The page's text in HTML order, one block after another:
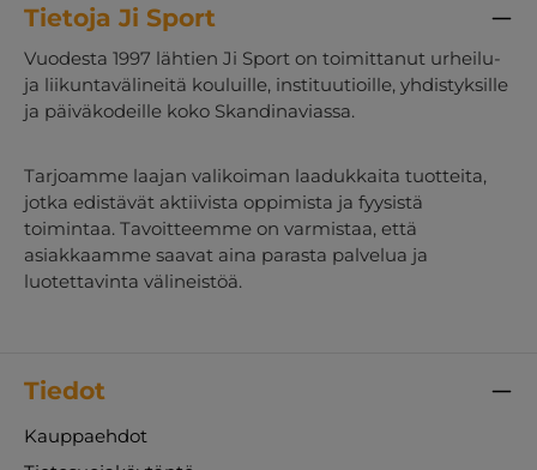
Tietoja Ji Sport
Vuodesta 1997 lähtien Ji Sport on toimittanut urheilu-
ja liikuntavälineitä kouluille, instituutioille, yhdistyksille
ja päiväkodeille koko Skandinaviassa.
Tarjoamme laajan valikoiman laadukkaita tuotteita,
jotka edistävät aktiivista oppimista ja fyysistä
toimintaa. Tavoitteemme on varmistaa, että
asiakkaamme saavat aina parasta palvelua ja
luotettavinta välineistöä.
Tiedot
Kauppaehdot